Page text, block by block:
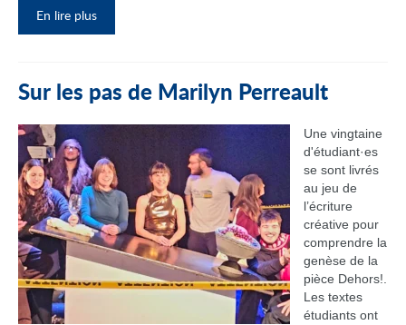
En lire plus
Sur les pas de Marilyn Perreault
Une vingtaine
d'étudiant·es
se sont livrés
au jeu de
l’écriture
créative pour
comprendre la
genèse de la
pièce Dehors!.
Les textes
étudiants ont